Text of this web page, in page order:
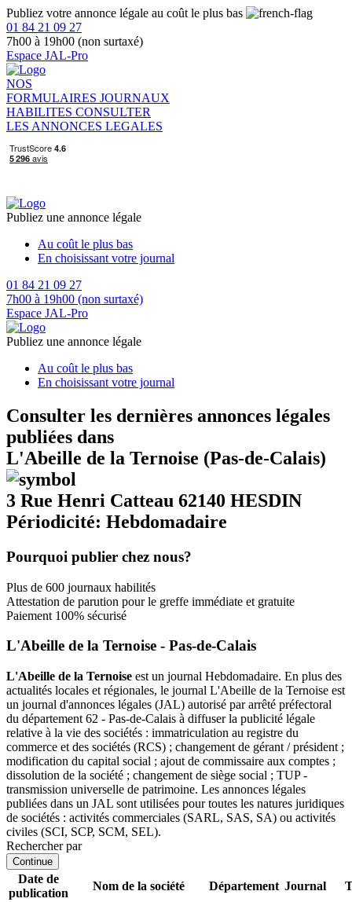
Publiez votre annonce légale au coût le plus bas
01 84 21 09 27
7h00 à 19h00 (non surtaxé)
Espace JAL-Pro
NOS
FORMULAIRES JOURNAUX
HABILITES CONSULTER
LES ANNONCES LEGALES
Publiez une annonce légale
Au coût le plus bas
En choisissant votre journal
01 84 21 09 27
7h00 à 19h00 (non surtaxé)
Espace JAL-Pro
Publiez une annonce légale
Au coût le plus bas
En choisissant votre journal
Consulter les dernières annonces légales
publiées dans
L'Abeille de la Ternoise (Pas-de-Calais)
3 Rue Henri Catteau 62140 HESDIN
Périodicité: Hebdomadaire
Pourquoi publier chez nous?
Plus de 600 journaux habilités
Attestation de parution pour le greffe immédiate et gratuite
Paiement 100% sécurisé
L'Abeille de la Ternoise - Pas-de-Calais
L'Abeille de la Ternoise est un journal Hebdomadaire. En plus des
actualités locales et régionales, le journal L'Abeille de la Ternoise est
un journal d'annonces légales (JAL) autorisé par arrêté préfectoral
du département 62 - Pas-de-Calais à diffuser la publicité légale
relative à la vie des sociétés : immatriculation au registre du
commerce et des sociétés (RCS) ; changement de gérant / président ;
modification du capital social ; ajout de commissaire aux comptes ;
dissolution de la société ; changement de siège social ; TUP -
transmission universelle de patrimoine. Les annonces légales
publiées dans un JAL sont utilisées pour toutes les natures juridiques
de sociétés : activités commerciales (SARL, SAS, SA) ou activités
civiles (SCI, SCP, SCM, SEL).
Rechercher par
Continue
Date de
publication
Nom de la société Département Journal